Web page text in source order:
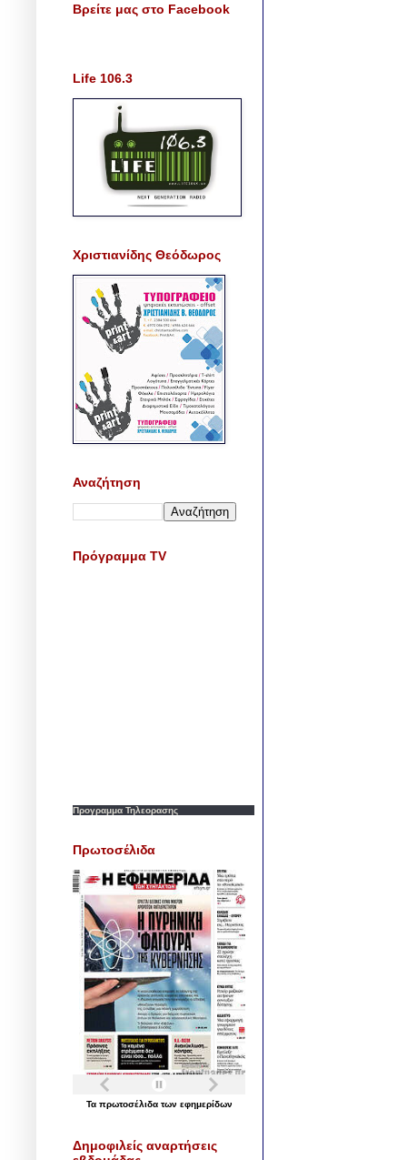
Βρείτε μας στο Facebook
Life 106.3
Χριστιανίδης Θεόδωρος
Αναζήτηση
Πρόγραμμα TV
Προγραμμα Τηλεορασης
Πρωτοσέλιδα
Τα πρωτοσέλιδα των εφημερίδων
Δημοφιλείς αναρτήσεις